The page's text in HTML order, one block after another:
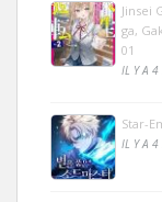
Jinsei
ga,
01
IL Y A 4
Star-
IL Y A 4